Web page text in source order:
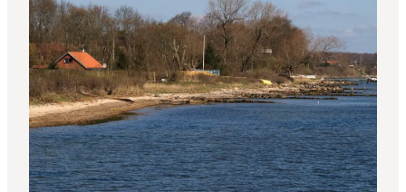
Oplevelser
Mad og drikke
Overnatning
Det Sker
Book oplevelse
Møde og Konference